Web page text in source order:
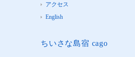
アクセス
English
ちいさな島宿 cago